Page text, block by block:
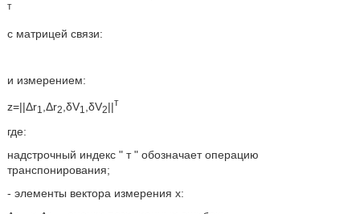
т
с матрицей связи:
и измерением:
z=||Δr1 ,Δr2 ,δV1 ,δV2||т
где:
надстрочный индекс " т " обозначает операцию
транспонирования;
- элементы вектора измерения х: